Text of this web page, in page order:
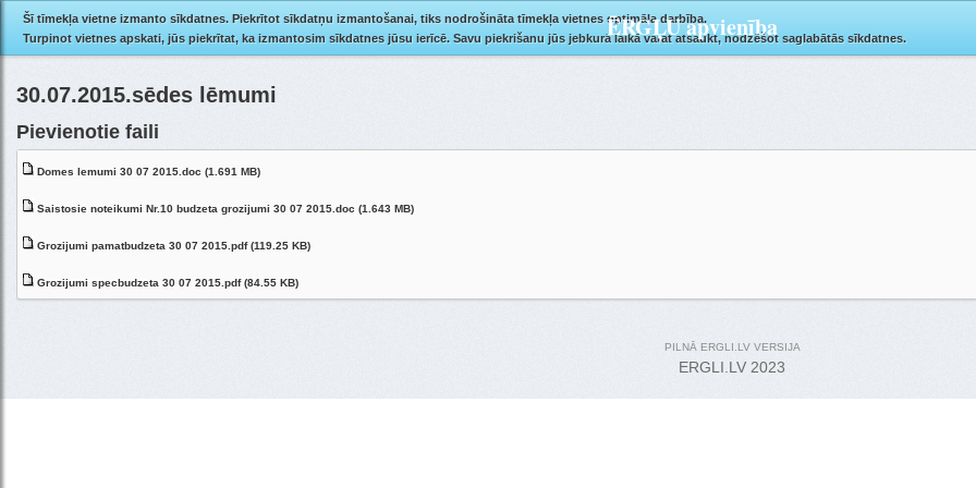
Šī tīmekļa vietne izmanto sīkdatnes. Piekrītot sīkdatņu izmantošanai, tiks nodrošināta tīmekļa vietnes optimāla darbība.
Turpinot vietnes apskati, jūs piekrītat, ka izmantosim sīkdatnes jūsu ierīcē. Savu piekrišanu jūs jebkurā laikā varat atsaukt, nodzēšot saglabātās sīkdatnes.
ĒRGĻU apvienība
30.07.2015.sēdes lēmumi
Pievienotie faili
Domes lemumi 30 07 2015.doc (1.691 MB)
Saistosie noteikumi Nr.10 budzeta grozijumi 30 07 2015.doc (1.643 MB)
Grozijumi pamatbudzeta 30 07 2015.pdf (119.25 KB)
Grozijumi specbudzeta 30 07 2015.pdf (84.55 KB)
PILNĀ ERGLI.LV VERSIJA
ERGLI.LV 2023